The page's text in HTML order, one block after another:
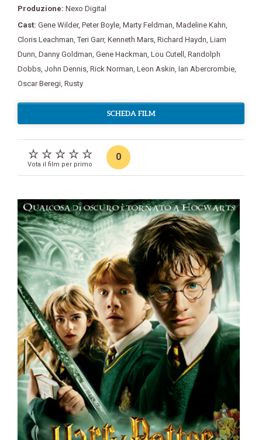
Produzione: Nexo Digital
Cast: Gene Wilder, Peter Boyle Marty Feldman Madeline Kahn
Cloris Leachman ,Teri Garr, Kenneth Mars Richard Haydn Liam
Dunn Danny Goldman Gene Hackman Lou Cutell
Randolph
Dobbs John Dennis Rick Norman Leon Askin Ian Abercrombie
Oscar Beregi Rusty
SCHEDA FILM
Vota il film per primo
0